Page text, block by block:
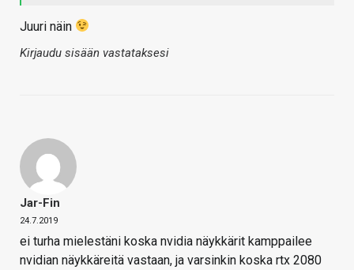
Juuri näin
Kirjaudu sisään vastataksesi
Jar-Fin
24.7.2019
ei turha mielestäni koska nvidia näykkärit kamppailee
nvidian näykkäreitä vastaan, ja varsinkin koska rtx 2080